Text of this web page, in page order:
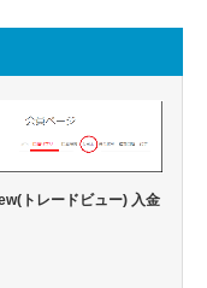
トレードビュー) 入金